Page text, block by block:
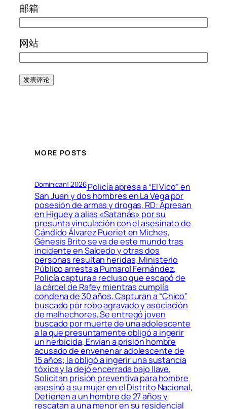
邮箱
网站
MORE POSTS
Dominican! 2026Policía apresa a “El Vico” en
San Juan y dos hombres en La Vega por
posesión de armas y drogas, RD: Apresan
en Higuey a alias «Satanás» por su
presunta vinculación con el asesinato de
Cándido Álvarez Pueriet en Miches,
Génesis Brito se va de este mundo tras
incidente en Salcedo y otras dos
personas resultan heridas, Ministerio
Público arresta a Pumarol Fernández,
Policía captura a recluso que escapó de
la cárcel de Rafey mientras cumplía
condena de 30 años, Capturan a “Chico”
buscado por robo agravado y asociación
de malhechores, Se entregó joven
buscado por muerte de una adolescente
a la que presuntamente obligó a ingerir
un herbicida, Envían a prisión hombre
acusado de envenenar adolescente de
15 años; la obligó a ingerir una sustancia
tóxica y la dejó encerrada bajo llave,
Solicitan prisión preventiva para hombre
asesinó a su mujer en el Distrito Nacional,
Detienen a un hombre de 27 años y
rescatan a una menor en su residencial